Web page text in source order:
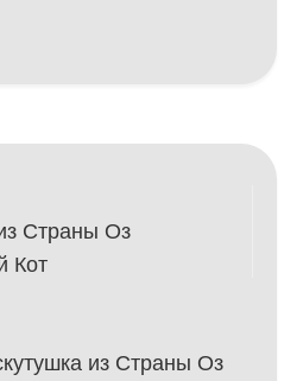
Страны Оз
Кот
из Страны Оз